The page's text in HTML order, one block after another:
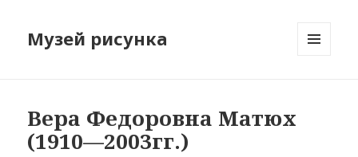
Музей рисунка
Вера Федоровна Матюх
(1910—2003гг.)